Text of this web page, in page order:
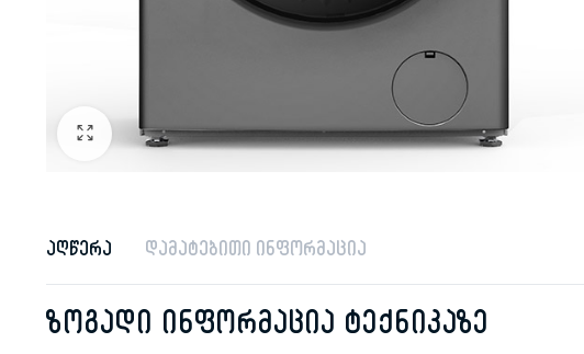
აღწერა დამატებითი ინფორმაცია
ზოგადი ინფორმაცია ტექნიკაზე